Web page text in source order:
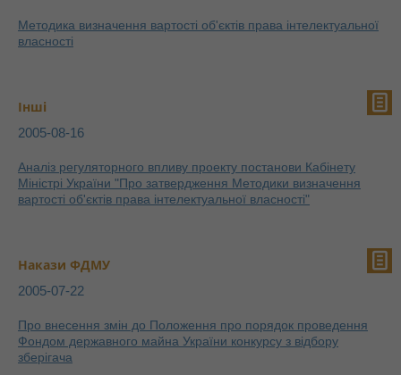
Методика визначення вартості об'єктів права інтелектуальної
власності
Інші
2005-08-16
Аналіз регуляторного впливу проекту постанови Кабінету
Міністрі України "Про затвердження Методики визначення
вартості об'єктів права інтелектуальної власності"
Накази ФДМУ
2005-07-22
Про внесення змін до Положення про порядок проведення
Фондом державного майна України конкурсу з відбору
зберігача